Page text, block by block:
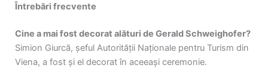
Întrebări frecvente
Cine a mai fost decorat alături de Gerald Schweighofer?
Simion Giurcă, șeful Autorității Naționale pentru Turism din
Viena, a fost și el decorat în aceeași ceremonie.